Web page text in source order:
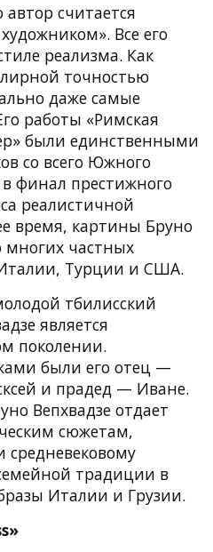
считается
Все его
реализма. Как
точностью
даже самые
работы «Римская
были единственными
со всего Южного
финал престижного
реалистичной
время, картины Бруно
многих частных
Турции и США.
тбилисский
является
поколении.
были его отец —
и прадед — Иване.
Вепхвадзе отдает
сюжетам,
традиции в
Италии и Грузии.